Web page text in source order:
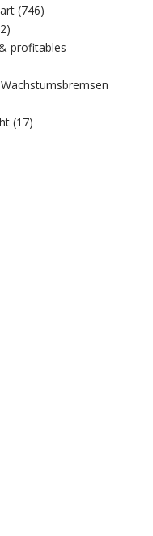
(746)
profitables
(17)